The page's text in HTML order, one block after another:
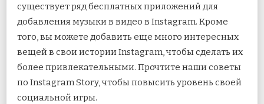
существует ряд бесплатных приложений для
добавления музыки в видео в Instagram. Кроме
того, вы можете добавить еще много интересных
вещей в свои истории Instagram, чтобы сделать их
более привлекательными. Прочтите наши советы
по Instagram Story, чтобы повысить уровень своей
социальной игры.